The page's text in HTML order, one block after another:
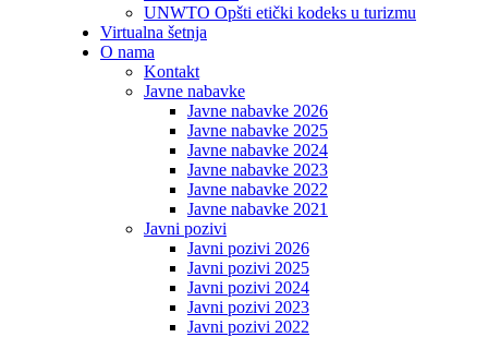
UNWTO Opšti etički kodeks u turizmu
Virtualna šetnja
O nama
Kontakt
Javne nabavke
Javne nabavke 2026
Javne nabavke 2025
Javne nabavke 2024
Javne nabavke 2023
Javne nabavke 2022
Javne nabavke 2021
Javni pozivi
Javni pozivi 2026
Javni pozivi 2025
Javni pozivi 2024
Javni pozivi 2023
Javni pozivi 2022